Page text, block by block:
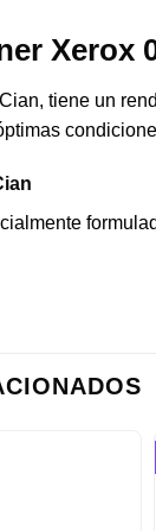
Xerox
Cian, tiene un